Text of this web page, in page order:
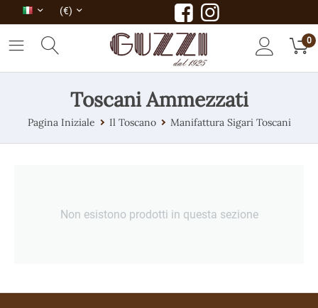
(€)
0
Toscani Ammezzati
Pagina Iniziale Il Toscano Manifattura Sigari Toscani
Non esistono prodotti in questa sezione